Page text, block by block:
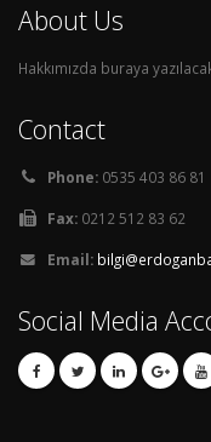
About Us
Hakkımızda buraya
Contact
Phone: 0535 403 86 81
Fax: 0212 512 83 62
Email:
Social Media